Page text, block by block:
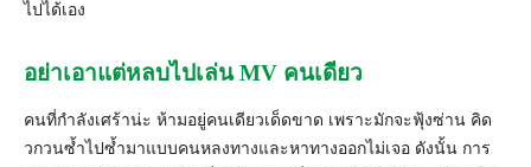
ไปได้เอง
อย่าเอาแต่หลบไปเล่น MV คนเดียว
คนที่กำลังเศร้าน่ะ ห้ามอยู่คนเดียวเด็ดขาด เพราะมักจะฟุ้งซ่าน คิด
วกวนซ้ำไปซ้ำมาแบบคนหลงทางและหาทางออกไม่เจอ ดังนั้น การ